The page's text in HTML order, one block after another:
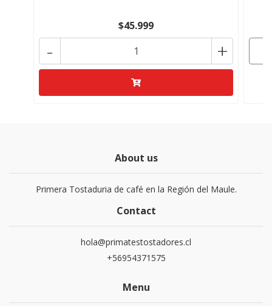
$45.999
+
-
About us
Primera Tostaduria de café en la Región del Maule.
Contact
hola@primatestostadores.cl
+56954371575
Menu